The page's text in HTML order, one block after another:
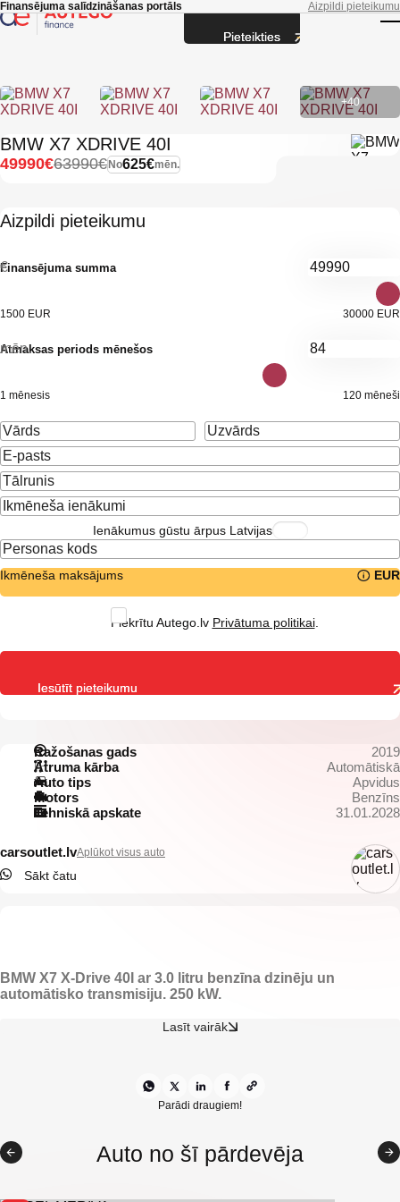
Skip to main content
Finansējuma salīdzināšanas portāls Aizpildi pieteikumu
+40
BMW X7 XDRIVE 40I
No625€mēn.
63990€
49990€
Aizpildi pieteikumu
Finansējuma summa
€
1500 EUR 30000 EUR
Atmaksas periods mēnešos
mēn.
1 mēnesis 120 mēneši
Ienākumus gūstu ārpus Latvijas
Ikmēneša maksājums EUR
Piekrītu Autego.lv Privātuma politikai.
Ražošanas gads
2019
Ātruma kārba
Automātiskā
Auto tips
Apvidus
Motors
Benzīns
Tehniskā apskate
31.01.2028
carsoutlet.lvAplūkot visus auto
Sākt čatu
BMW X7 X-Drive 40I ar 3.0 litru benzīna dzinēju un
automātisko transmisiju. 250 kW.
-Individual ādas, lux klases, 6 sēdvietu konfigurācijas salons.
sēdvietas ar atmiņu un masāžu.
-El. regulējama un apsildāma M stūre ar atmiņu.
-Gaisa kondicionieris.
Lasīt vairāk
Parādi draugiem!
Auto no šī pārdevēja